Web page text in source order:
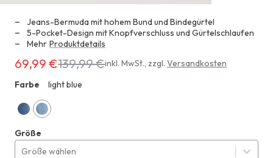
Jeans-Bermuda mit hohem Bund und Bindegürtel
5-Pocket-Design mit Knopfverschluss und Gürtelschlaufen
Mehr Produktdetails
Erhältlich
69,99 €
anstatt
139,99 €
69,99 €139,99 €inkl. MwSt., zzgl. Versandkosten
Farbe
light blue
blueblue
Größe
Größe wählen